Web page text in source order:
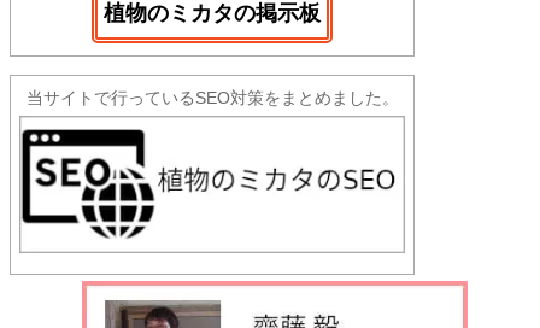
植物のミカタの掲示板
当サイトで行っているSEO対策をまとめました。